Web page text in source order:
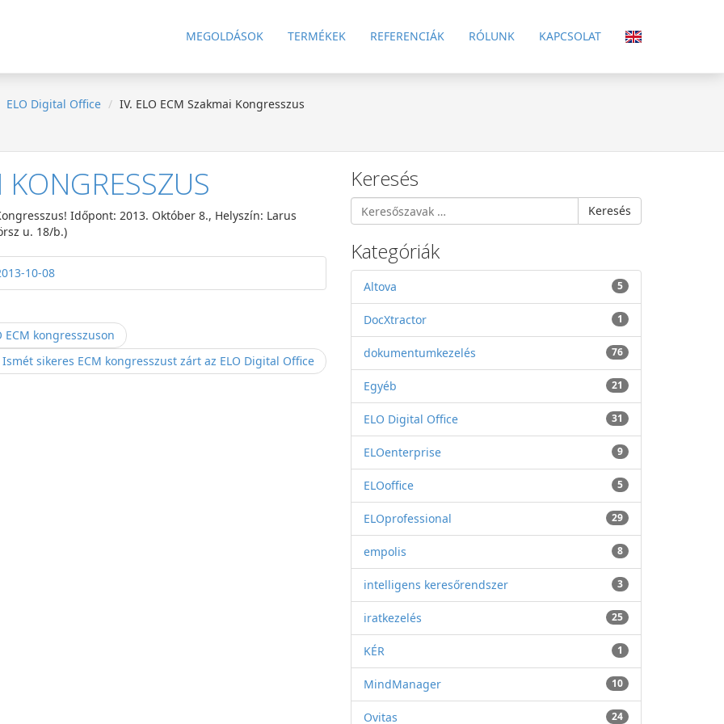
MEGOLDÁSOK TERMÉKEK REFERENCIÁK RÓLUNK KAPCSOLAT
ELO Digital Office IV. ELO ECM Szakmai Kongresszus
Időpont: 2013. Október 8., Helyszín: Larus
u. 18/b.)
10-08
ECM kongresszuson
sikeres ECM kongresszust zárt az ELO Digital Office
Keresés
Keresés
Kategóriák
Altova 5
DocXtractor 1
dokumentumkezelés 76
Egyéb 21
ELO Digital Office 31
ELOenterprise 9
ELOoffice 5
ELOprofessional 29
empolis 8
intelligens keresőrendszer 3
iratkezelés 25
KÉR 1
MindManager 10
Ovitas 24